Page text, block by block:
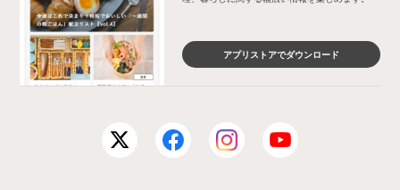
アプリストアでダウンロード